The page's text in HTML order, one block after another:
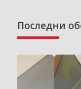
Последни